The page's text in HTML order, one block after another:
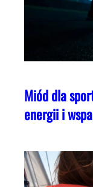
Miód dla
energii i